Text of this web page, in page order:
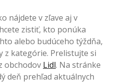
nájdete v zľave aj v
zistiť, kto ponúka
alebo budúceho týždňa,
z kategórie. Prelistujte si
obchodov Lidl. Na stránke
deň prehľad aktuálnych